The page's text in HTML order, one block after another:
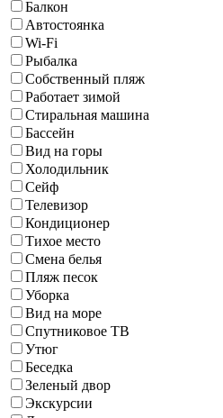
Балкон
Автостоянка
Wi-Fi
Рыбалка
Собственный пляж
Работает зимой
Стиральная машина
Бассейн
Вид на горы
Холодильник
Сейф
Телевизор
Кондиционер
Тихое место
Смена белья
Пляж песок
Уборка
Вид на море
Спутниковое ТВ
Утюг
Беседка
Зеленый двор
Экскурсии